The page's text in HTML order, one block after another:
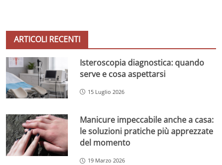
ARTICOLI RECENTI
Isteroscopia diagnostica: quando
serve e cosa aspettarsi
15 Luglio 2026
Manicure impeccabile anche a casa:
le soluzioni pratiche più apprezzate
del momento
19 Marzo 2026